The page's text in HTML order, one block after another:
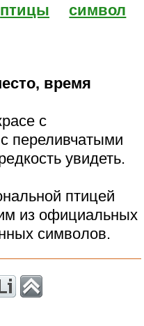
птицы символ
время
с
переливчатыми
увидеть.
птицей
из официальных
символов.